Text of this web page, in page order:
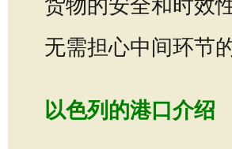
无需担心中间环节
以色列的港口介绍